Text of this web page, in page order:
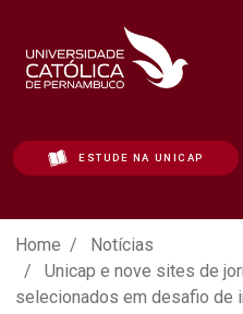
ESTUDE NA UNICAP
Unicap e nove
Home
Notícias
Unicap e nove sites de
selecionados em desafio de